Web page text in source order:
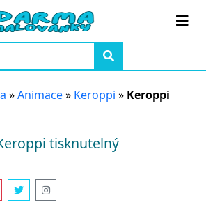
»Animace» Keroppi » Keroppi
tisknutelný